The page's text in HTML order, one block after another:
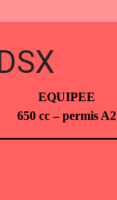
EQUIPEE
650 cc– permis A2